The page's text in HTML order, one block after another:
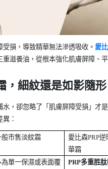
損，導致精華無法滲透吸收。 愛
滋養油，從根本強化肌膚屏障、
，細紋還是如影隨形
，卻忽略了「肌膚屏障受損」才
：
般市售淡紋霜 愛比森PRP逆
華霜
為單一保濕或表面覆
PRP多重胜肽